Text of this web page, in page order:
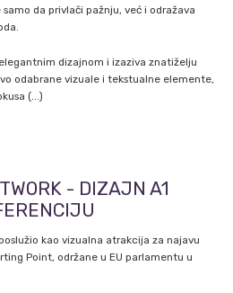
da privlači pažnju, već i odražava
dizajnom i izaziva znatiželju
odabrane vizuale i tekstualne elemente,
(...)
- DIZAJN A1
kao vizualna atrakcija za najavu
Point, održane u EU parlamentu u